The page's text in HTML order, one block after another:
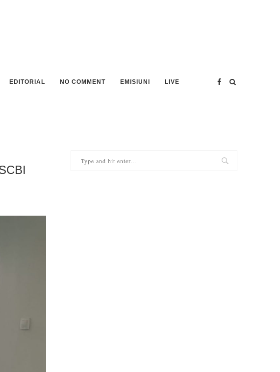
EDITORIAL NO COMMENT EMISIUNI LIVE